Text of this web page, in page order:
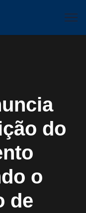
do
o
de